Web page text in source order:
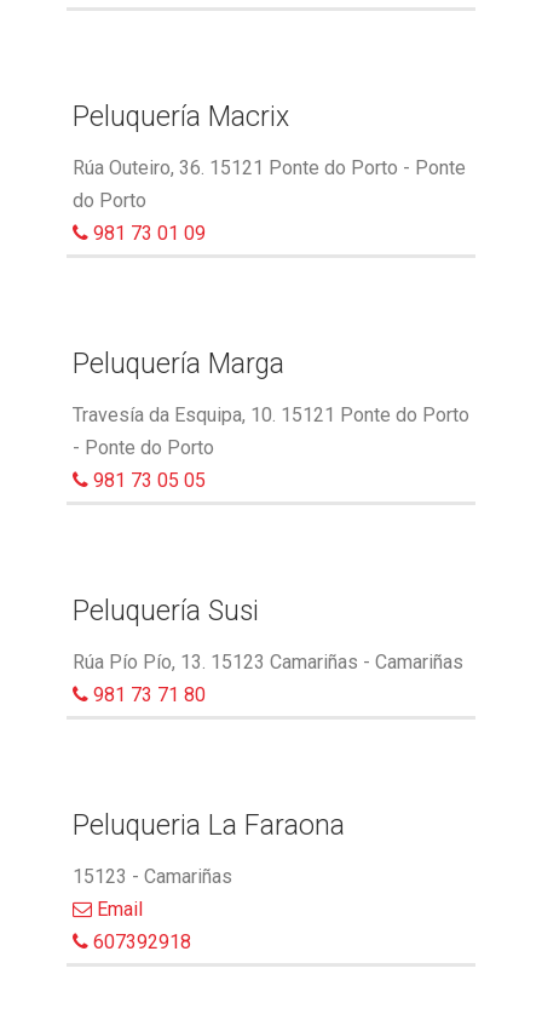
Peluquería Macrix
Rúa Outeiro, 36. 15121 Ponte do Porto - Ponte
do Porto
981 73 01 09
Peluquería Marga
Travesía da Esquipa, 10. 15121 Ponte do Porto
- Ponte do Porto
981 73 05 05
Peluquería Susi
Rúa Pío Pío, 13. 15123 Camariñas - Camariñas
981 73 71 80
Peluqueria La Faraona
15123 - Camariñas
Email
607392918